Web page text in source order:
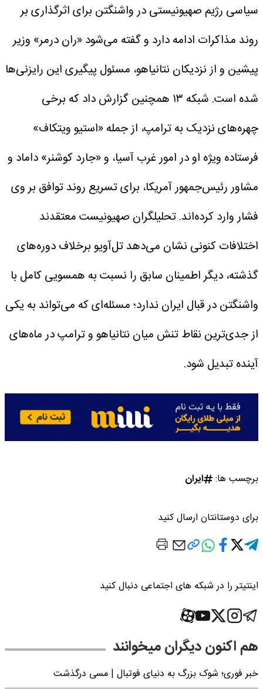
سیاسی رژیم صهیونیستی در واشنگتن برای اثرگذاری بر
روند مذاکرات ادامه دارد و گفته می‌شود «ران درمر» وزیر
پیشین و از نزدیکان نتانیاهو، مسئول پیگیری این رایزنی‌ها
شده است.
شبکه ۱۳ همچنین گزارش داد که برخی
چهره‌های نزدیک به ترامپ، از جمله «استیو ویتکاف»
فرستاده ویژه او در امور غرب آسیا، و «جارد کوشنر» داماد و
مشاور رئیس‌جمهور آمریکا، برای تسریع روند توافق بر وی
فشار وارد کرده‌اند.تحلیلگران صهیونیست معتقدند
اختلافات کنونی نشان می‌دهد تل‌آویو برخلاف دوره‌های
گذشته، دیگر اطمینان سابق را نسبت به همسویی کامل با
واشنگتن در قبال ایران ندارد؛ مسئله‌ای که می‌تواند به یکی
از جدی‌ترین نقاط تنش میان نتانیاهو و ترامپ در ماه‌های
آینده تبدیل شود.
برچسب ها: ایران
برای دوستانتان ارسال کنید
اینتیتر را در شبکه های اجتماعی دنبال کنید
هم اکنون دیگران میخوانند
خبر فوری؛‌ شوک بزرگ به دنیای فوتبال | مسی درگذشت